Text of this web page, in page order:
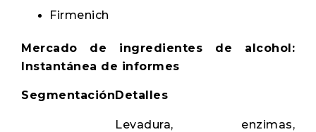
Firmenich
Mercado de ingredientes de alcohol:
Instantánea de informes
SegmentaciónDetalles
Levadura, enzimas,